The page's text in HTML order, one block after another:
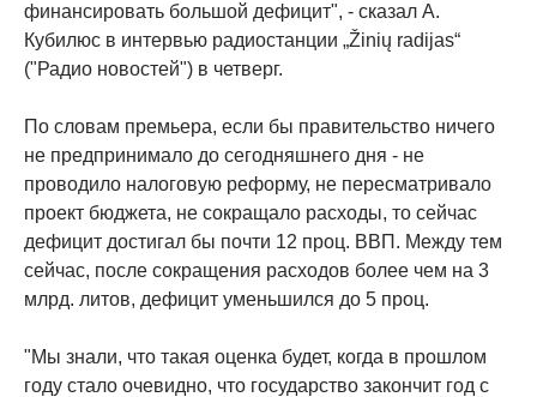
финансировать большой дефицит", - сказал А.
Кубилюс в интервью радиостанции „Žinių radijas“
("Радио новостей") в четверг.
По словам премьера, если бы правительство ничего
не предпринимало до сегодняшнего дня - не
проводило налоговую реформу, не пересматривало
проект бюджета, не сокращало расходы, то сейчас
дефицит достигал бы почти 12 проц. ВВП. Между тем
сейчас, после сокращения расходов более чем на 3
млрд. литов, дефицит уменьшился до 5 проц.
"Мы знали, что такая оценка будет, когда в прошлом
году стало очевидно, что государство закончит год с